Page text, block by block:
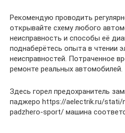
Рекомендую проводить
открывайте схему любого
неисправность и способы её
поднаберётесь опыта в чтении
неисправностей. Потраченное
ремонте реальных автомобилей.
Здесь горел предохранитель
паджеро https://aelectrik.ru/stati/
padzhero-sport/ машина